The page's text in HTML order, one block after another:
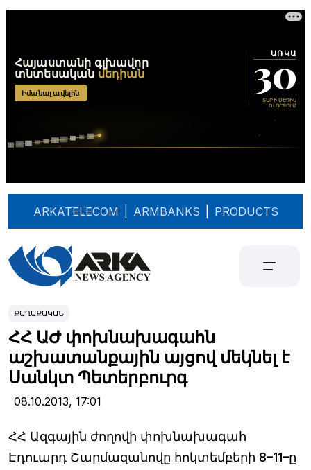
ARKATELECOM ARMBANKS PRODUCTS
ՔԱՂԱՔԱԿԱՆ
ՀՀ ԱԺ փոխնախագահն
աշխատանքային այցով մեկնել է
Սանկտ Պետերբուրգ
08.10.2013, 17:01
ՀՀ Ազգային ժողովի փոխնախագահ
Էդուարդ Շարմազանովը հոկտեմբերի 8–11–ը